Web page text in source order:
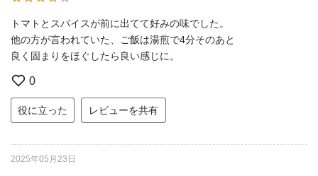
トマトとスパイスが前に出てて好みの味でした。
他の方が言われていた、ご飯は湯煎で4分そのあと
良く固まりをほぐしたら良い感じに。
0
役に立った レビューを共有
2025年05月23日